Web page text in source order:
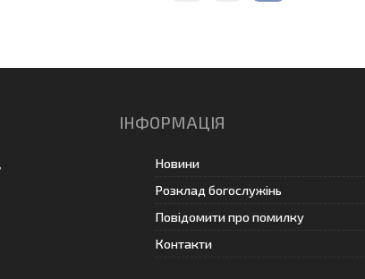
ІНФОРМАЦІЯ
Новини
Розклад богослужінь
Повідомити про помилку
Контакти